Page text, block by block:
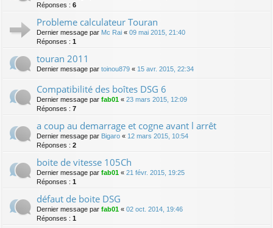
Réponses : 6
Probleme calculateur Touran
Dernier message par Mc Rai « 09 mai 2015, 21:40
Réponses : 1
touran 2011
Dernier message par toinou879 « 15 avr. 2015, 22:34
Compatibilité des boîtes DSG 6
Dernier message par fab01 « 23 mars 2015, 12:09
Réponses : 7
a coup au demarrage et cogne avant l arrêt
Dernier message par Bigaro « 12 mars 2015, 10:54
Réponses : 2
boite de vitesse 105Ch
Dernier message par fab01 « 21 févr. 2015, 19:25
Réponses : 1
défaut de boite DSG
Dernier message par fab01 « 02 oct. 2014, 19:46
Réponses : 1